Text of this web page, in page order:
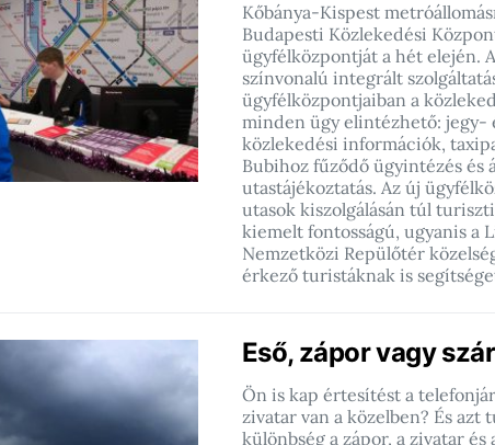
Kőbánya-Kispest
Budapesti Közlekedési
ügyfélközpontját a hét elején.
színvonalú integrált
ügyfélközpontjaiban a
minden ügy elintézhető: jegy-
közlekedési információk,
Bubihoz fűződő ügyintézés és
utastájékoztatás. Az új
utasok kiszolgálásán túl
kiemelt fontosságú, ugyanis a
Nemzetközi Repülőtér
érkező turistáknak is
Eső, zápor vagy
Ön is kap értesítést a
zivatar van a közelben? És azt
különbség a zápor, a zivatar és